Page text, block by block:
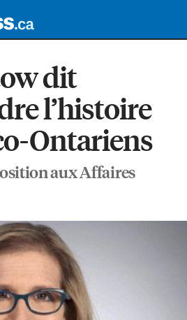
dit
l’histoire
Ontariens
aux Affaires